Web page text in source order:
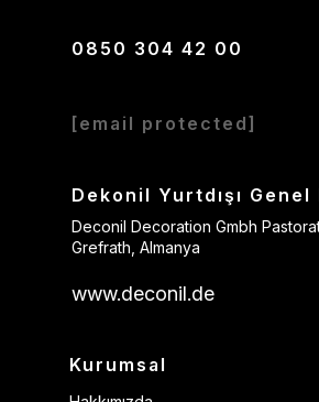
0850 304 42 00
[email protected]
Dekonil Yurtdışı
Deconil Decoration Gmbh
Grefrath, Almanya
www.deconil.de
Kurumsal